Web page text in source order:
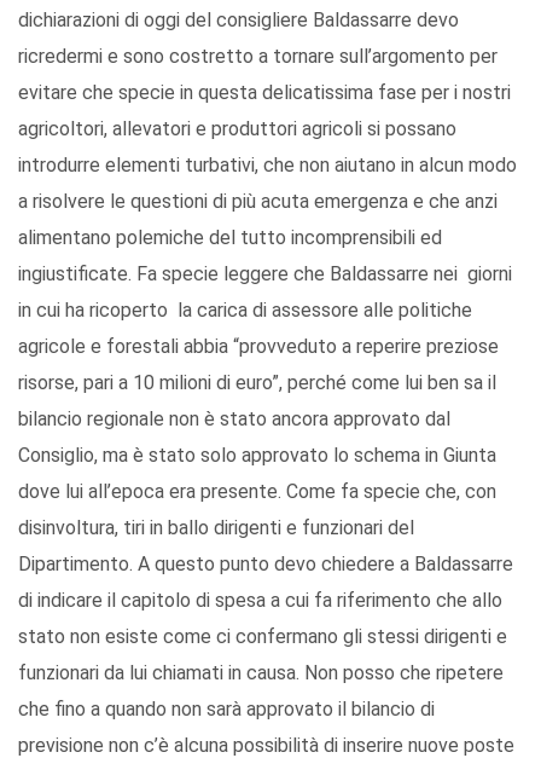
dichiarazioni di oggi del consigliere Baldassarre devo
ricredermi e sono costretto a tornare sull’argomento per
evitare che specie in questa delicatissima fase per i nostri
agricoltori, allevatori e produttori agricoli si possano
introdurre elementi turbativi, che non aiutano in alcun modo
a risolvere le questioni di più acuta emergenza e che anzi
alimentano polemiche del tutto incomprensibili ed
ingiustificate. Fa specie leggere che Baldassarre nei giorni
in cui ha ricoperto la carica di assessore alle politiche
agricole e forestali abbia “provveduto a reperire preziose
risorse, pari a 10 milioni di euro”, perché come lui ben sa il
bilancio regionale non è stato ancora approvato dal
Consiglio, ma è stato solo approvato lo schema in Giunta
dove lui all’epoca era presente. Come fa specie che, con
disinvoltura, tiri in ballo dirigenti e funzionari del
Dipartimento. A questo punto devo chiedere a Baldassarre
di indicare il capitolo di spesa a cui fa riferimento che allo
stato non esiste come ci confermano gli stessi dirigenti e
funzionari da lui chiamati in causa. Non posso che ripetere
che fino a quando non sarà approvato il bilancio di
previsione non c’è alcuna possibilità di inserire nuove poste